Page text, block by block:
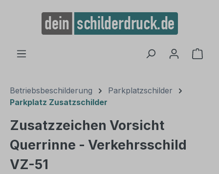
springen
Betriebsbeschilderung
Parkplatzschilder
Parkplatz Zusatzschilder
Zusatzzeichen Vorsicht
Querrinne - Verkehrsschild
VZ-51